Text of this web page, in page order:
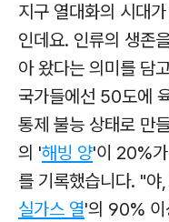
지구 열대화의 시대
인데요. 인류의 생존
아 왔다는 의미를 담
국가들에선 50도에
통제 불능 상태로 만
의 '해빙 양'이 20%
를 기록했습니다. "
실가스 열'의 90% 이